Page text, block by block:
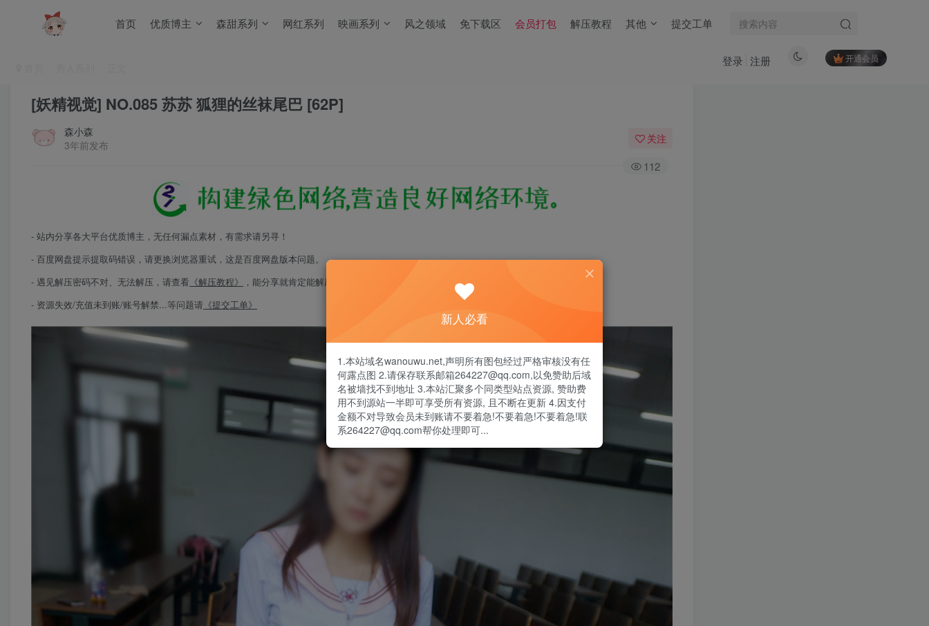
首页 优质博主 森甜系列 网红系列 映画系列 风之领域 免下载区 会员打包 解压教程 其他 提交工单
开通会员
登录 注册
[妖精视觉] NO.085 苏苏 狐狸的丝袜尾巴 [62P]
森小森
3年前发布
关注
112
- 站内分享各大平台优质博主，无任何漏点素材，有需求请另寻！
- 百度网盘提示提取码错误，请更换浏览器重试，这是百度网盘版本问题。
- 遇见解压密码不对、无法解压，请查看 《解压教程》
，能分享就肯定能解压！
- 资源失效/充值未到账/账号解禁...等问题请 《提交工单》
新人必看
1.本站域名wanouwu.net,声明所有图包经过严格审核没有任
何露点图 2.请保存联系邮箱264227@qq.com,以免赞助后域
名被墙找不到地址 3.本站汇聚多个同类型站点资源, 赞助费
用不到源站一半即可享受所有资源, 且不断在更新 4.因支付
金额不对导致会员未到账请不要着急!不要着急!不要着急!联
系264227@qq.com帮你处理即可...